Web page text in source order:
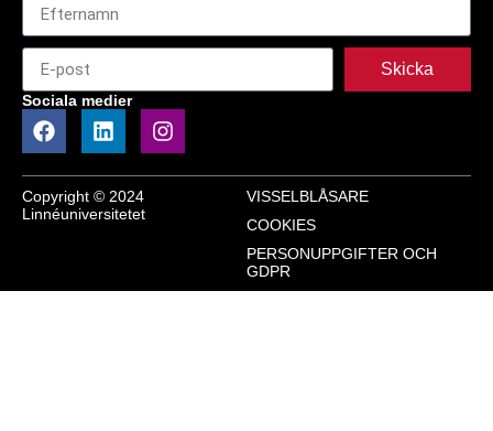
Skicka
Sociala medier
Copyright © 2024
Linnéuniversitetet
VISSELBLÅSARE
COOKIES
PERSONUPPGIFTER OCH
GDPR